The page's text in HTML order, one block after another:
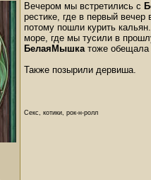
Вечером мы встретились с
рестике, где в первый
потому пошли курить
море, где мы тусили в
БелаяМышкатоже обещала
Также позырили дервиша.
Секс, котики, рок-н-ролл